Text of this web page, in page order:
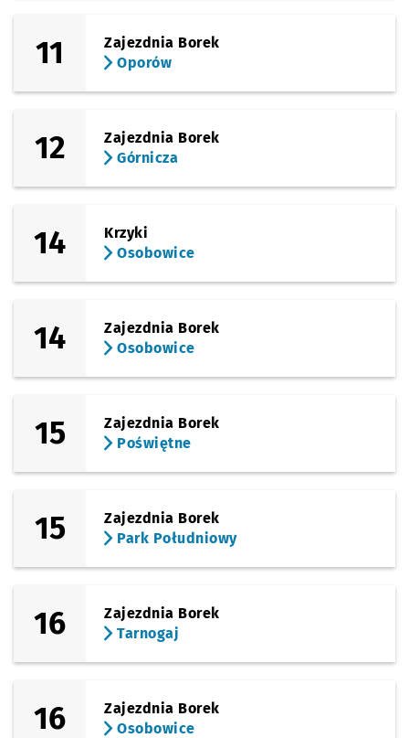
11
Zajezdnia Borek
Oporów
12
Zajezdnia Borek
Górnicza
14
Krzyki
Osobowice
14
Zajezdnia Borek
Osobowice
15
Zajezdnia Borek
Poświętne
15
Zajezdnia Borek
Park Południowy
16
Zajezdnia Borek
Tarnogaj
16
Zajezdnia Borek
Osobowice